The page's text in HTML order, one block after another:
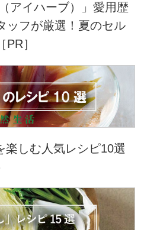
アイハーブ）」愛用歴
ッフが厳選！夏のセル
］
しむ人気レシピ10選